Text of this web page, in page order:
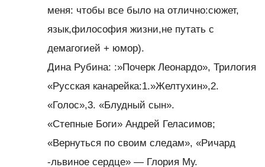
меня: чтобы все было на отлично:сюжет,
язык,философия жизни,не путать с
демагогией + юмор).
Дина Рубина: :»Почерк Леонардо», Трилогия
«Русская канарейка:1.»Желтухин»,2.
«Голос»,3. «Блудный сын».
«Степные Боги» Андрей Геласимов;
«Вернуться по своим следам», «Ричард
-львиное сердце» — Глория Му.